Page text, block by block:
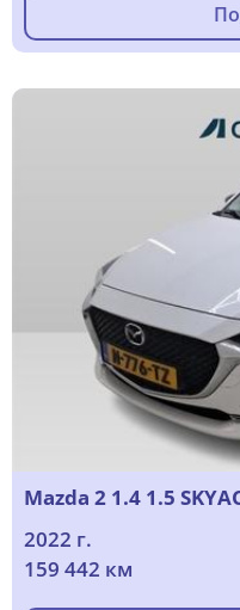
Mazda 2 1.4 1.5
2022 г.
159 442 км